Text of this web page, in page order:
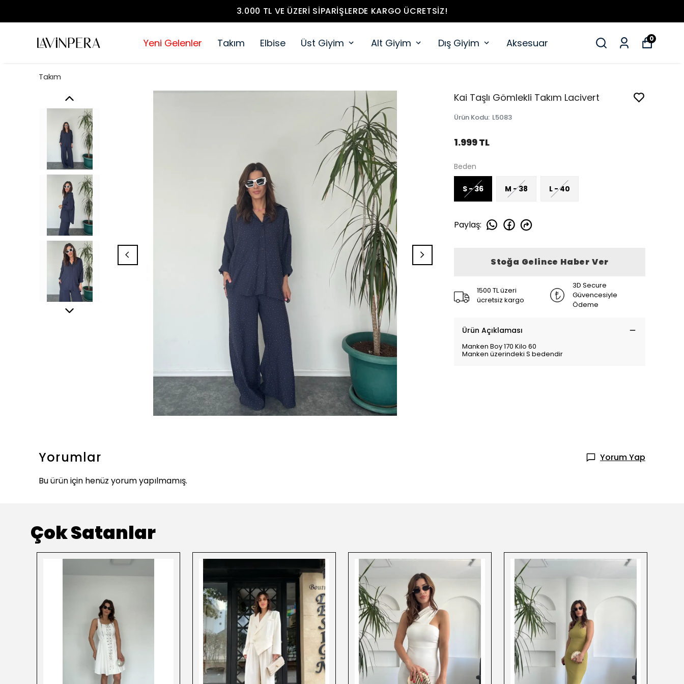
3.000 TL VE ÜZERI SIPARIŞLERDE KARGO ÜCRETSIZ!
Yeni Gelenler Takım Elbise Üst Giyim Alt Giyim Dış Giyim Aksesuar 0
Takım
Kai Taşlı Gömlekli Takım Lacivert
Ürün Kodu: L5083
1.999 TL
Beden
S - 36 M - 38 L - 40
Paylaş:
Stoğa Gelince Haber Ver
1500 TL üzeri
ücretsiz kargo
3D Secure
Güvencesiyle
Ödeme
Ürün Açıklaması
Manken Boy 170 Kilo 60
Manken üzerindeki S bedendir
Yorumlar
Yorum Yap
Bu ürün için henüz yorum yapılmamış.
Çok Satanlar